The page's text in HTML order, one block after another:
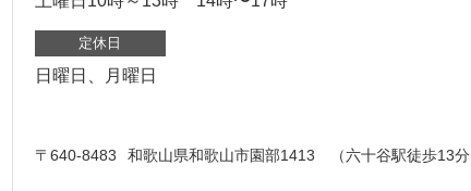
定休日
日曜日、月曜日
〒640-8483 和歌山県和歌山市園部1413 （六十谷駅徒歩13